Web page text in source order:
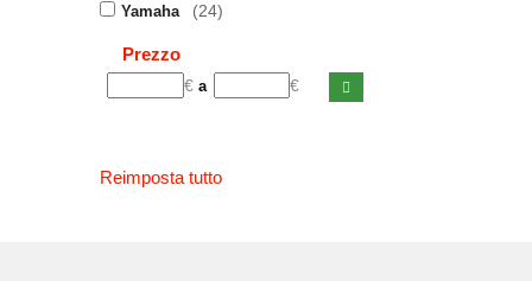
Yamaha (24)
Prezzo
€ a €
Reimposta tutto